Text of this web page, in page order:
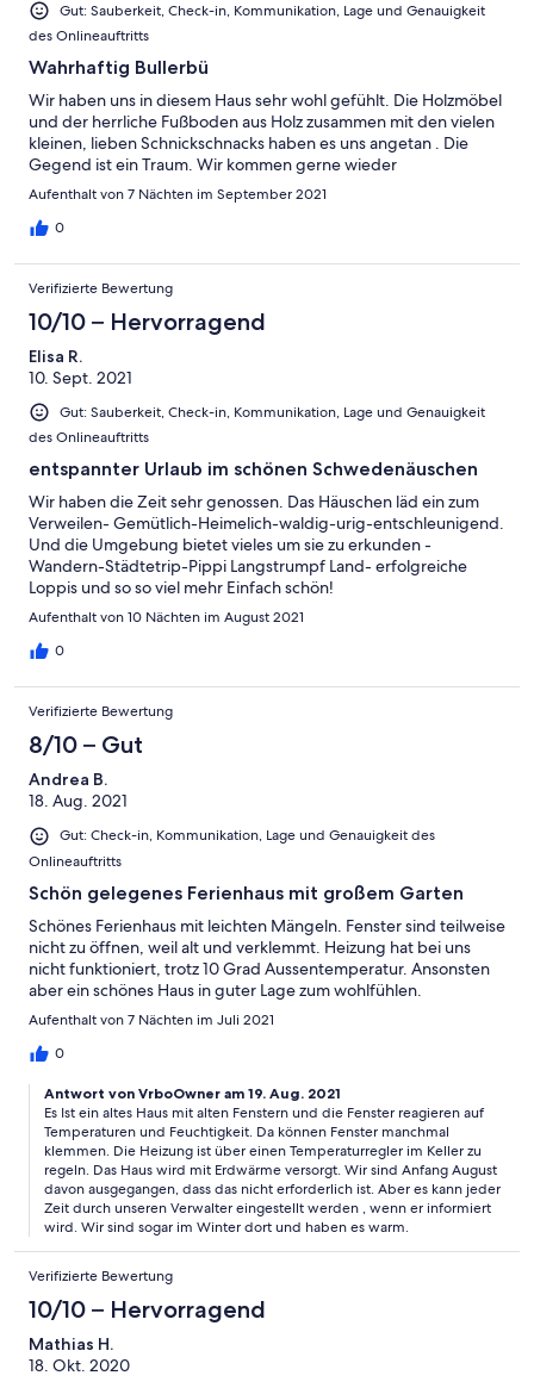
Gut: Sauberkeit, Check-in, Kommunikation, Lage und Genauigkeit
des Onlineauftritts
Wahrhaftig Bullerbü
Wir haben uns in diesem Haus sehr wohl gefühlt. Die Holzmöbel
und der herrliche Fußboden aus Holz zusammen mit den vielen
kleinen, lieben Schnickschnacks haben es uns angetan . Die
Gegend ist ein Traum. Wir kommen gerne wieder
Aufenthalt von 7 Nächten im September 2021
0
Verifizierte Bewertung
10/10 – Hervorragend
Elisa R.
10. Sept. 2021
Gut: Sauberkeit, Check-in, Kommunikation, Lage und Genauigkeit
des Onlineauftritts
entspannter Urlaub im schönen Schwedenäuschen
Wir haben die Zeit sehr genossen. Das Häuschen läd ein zum
Verweilen- Gemütlich-Heimelich-waldig-urig-entschleunigend.
Und die Umgebung bietet vieles um sie zu erkunden -
Wandern-Städtetrip-Pippi Langstrumpf Land- erfolgreiche
Loppis und so so viel mehr Einfach schön!
Aufenthalt von 10 Nächten im August 2021
0
Verifizierte Bewertung
8/10 – Gut
Andrea B.
18. Aug. 2021
Gut: Check-in, Kommunikation, Lage und Genauigkeit des
Onlineauftritts
Schön gelegenes Ferienhaus mit großem Garten
Schönes Ferienhaus mit leichten Mängeln. Fenster sind teilweise
nicht zu öffnen, weil alt und verklemmt. Heizung hat bei uns
nicht funktioniert, trotz 10 Grad Aussentemperatur. Ansonsten
aber ein schönes Haus in guter Lage zum wohlfühlen.
Aufenthalt von 7 Nächten im Juli 2021
0
Antwort von VrboOwner am 19. Aug. 2021
Es Ist ein altes Haus mit alten Fenstern und die Fenster reagieren auf
Temperaturen und Feuchtigkeit. Da können Fenster manchmal
klemmen. Die Heizung ist über einen Temperaturregler im Keller zu
regeln. Das Haus wird mit Erdwärme versorgt. Wir sind Anfang August
davon ausgegangen, dass das nicht erforderlich ist. Aber es kann jeder
Zeit durch unseren Verwalter eingestellt werden , wenn er informiert
wird. Wir sind sogar im Winter dort und haben es warm.
Verifizierte Bewertung
10/10 – Hervorragend
Mathias H.
18. Okt. 2020